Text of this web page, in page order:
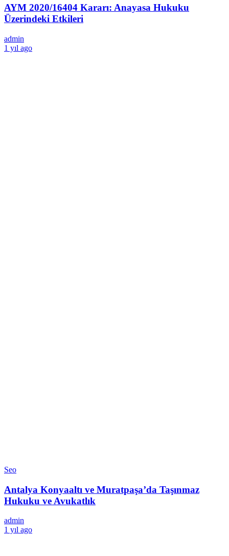
AYM 2020/16404 Kararı: Anayasa Hukuku
Üzerindeki Etkileri
admin
1 yıl ago
Seo
Antalya Konyaaltı ve Muratpaşa’da Taşınmaz
Hukuku ve Avukatlık
admin
1 yıl ago